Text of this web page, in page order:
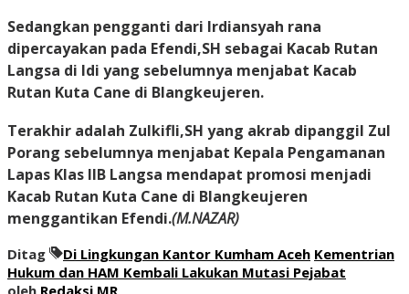
Sedangkan pengganti dari Irdiansyah rana
dipercayakan pada Efendi,SH sebagai Kacab Rutan
Langsa di Idi yang sebelumnya menjabat Kacab
Rutan Kuta Cane di Blangkeujeren.
Terakhir adalah Zulkifli,SH yang akrab dipanggil Zul
Porang sebelumnya menjabat Kepala Pengamanan
Lapas Klas IIB Langsa mendapat promosi menjadi
Kacab Rutan Kuta Cane di Blangkeujeren
menggantikan Efendi.(M.NAZAR)
Ditag Di Lingkungan Kantor Kumham Aceh Kementrian
Hukum dan HAM Kembali Lakukan Mutasi Pejabat